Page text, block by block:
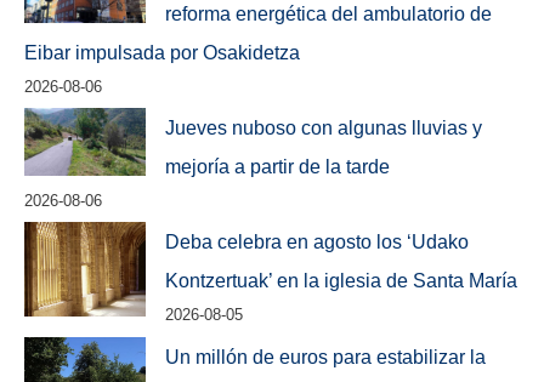
reforma energética del ambulatorio de
Eibar impulsada por Osakidetza
2026-08-06
Jueves nuboso con algunas lluvias y
mejoría a partir de la tarde
2026-08-06
Deba celebra en agosto los ‘Udako
Kontzertuak’ en la iglesia de Santa María
2026-08-05
Un millón de euros para estabilizar la